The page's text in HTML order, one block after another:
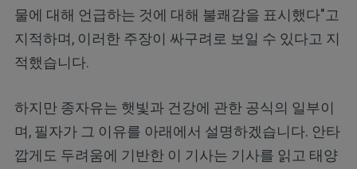
물에 대해 언급하는 것에 대해 불쾌감을 표시했다"고
지적하며, 이러한 주장이 싸구려로 보일 수 있다고 지
적했습니다.
하지만 종자유는 햇빛과 건강에 관한 공식의 일부이
며, 필자가 그 이유를 아래에서 설명하겠습니다. 안타
깝게도 두려움에 기반한 이 기사는 기사를 읽고 태양